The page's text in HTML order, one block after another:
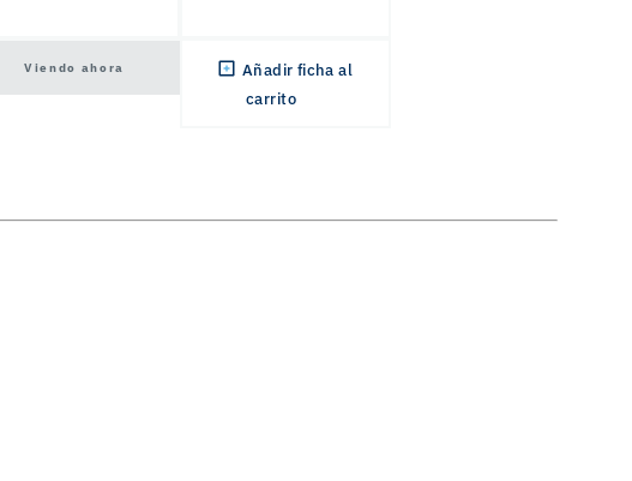
Viendo ahora
Añadir ficha al
carrito